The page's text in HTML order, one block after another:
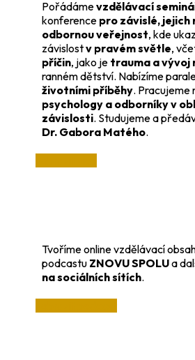
Pořádámevzdělávací
konference pro závislé, jejich
odbornou veřejnost, kde
závislostv pravém světle,
příčin, jako je trauma a vývoj
ranném dětství. Nabízíme
životními příběhy. Pracujeme
psychology a odborníky v
závislosti. Studujeme a
Dr. Gabora Matého.
Tvoříme online vzdělávací
podcastu ZNOVU SPOLUa
na sociálních sítích.